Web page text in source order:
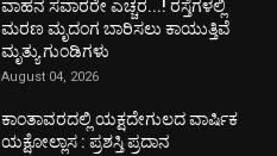
ವಾಹನ ಸವಾರರೇ ಎಚ್ಚರ...! ರಸ್ತೆಗಳಲ್ಲಿ
ಮರಣ ಮೃದಂಗ ಬಾರಿಸಲು ಕಾಯುತ್ತಿವೆ
ಮೃತ್ಯು ಗುಂಡಿಗಳು
August 04, 2026
ಕಾಂತಾವರದಲ್ಲಿ ಯಕ್ಷದೇಗುಲದ ವಾರ್ಷಿಕ
ಯಕ್ಷೋಲ್ಲಾಸ : ಪ್ರಶಸ್ತಿ ಪ್ರದಾನ